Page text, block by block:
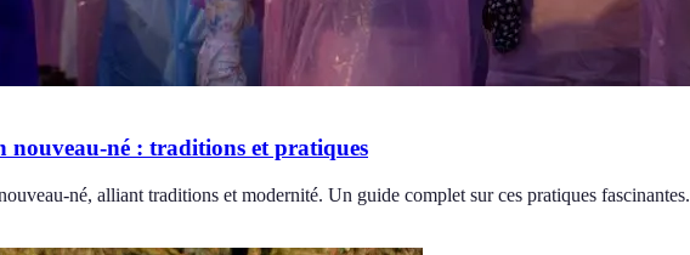
nouveau-né : traditions et pratiques
né, alliant traditions et modernité. Un guide complet sur ces pratiques fascinantes.